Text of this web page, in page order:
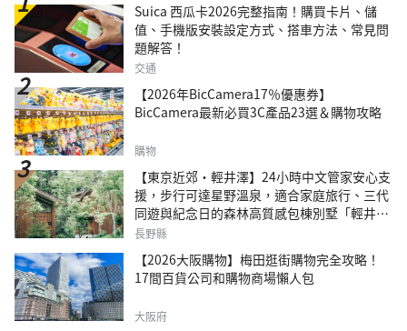
Suica 西瓜卡2026完整指南！購買卡片、儲
值、手機版安裝設定方式、搭車方法、常見問
題解答！
交通
【2026年BicCamera17％優惠券】
BicCamera最新必買3C產品23選＆購物攻略
購物
【東京近郊・輕井澤】24小時中文管家安心支
援，步行可達星野溫泉，適合家庭旅行、三代
同遊與紀念日的森林高質感包棟別墅「輕井澤
森四季VILLA」
長野縣
【2026大阪購物】梅田逛街購物完全攻略！
17間百貨公司和購物商場懶人包
大阪府